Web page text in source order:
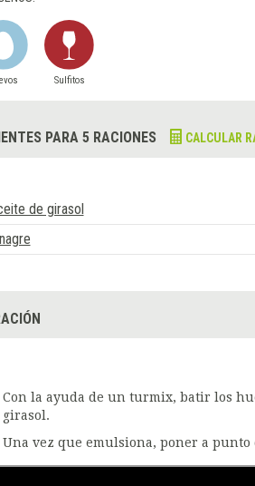
Sulfitos
PARA 5 RACIONES CALCULAR
de girasol
Con la ayuda de un turmix, batir los
girasol.
Una vez que emulsiona, poner a punto